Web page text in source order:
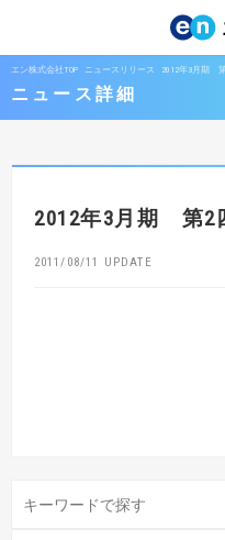
エン株式会社TOP ニュースリリース 2012年3月期
ニュース詳細
2012年3月期 第2
2011/08/11